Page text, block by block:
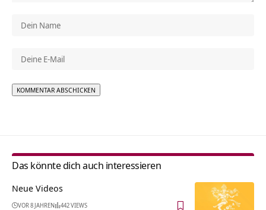
Das könnte dich auch interessieren
Neue Videos
VOR 8 JAHREN 442 VIEWS